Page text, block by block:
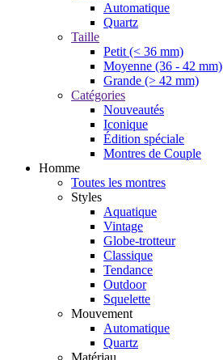
Automatique
Quartz
Taille
Petit (< 36 mm)
Moyenne (36 - 42 mm)
Grande (> 42 mm)
Catégories
Nouveautés
Iconique
Édition spéciale
Montres de Couple
Homme
Toutes les montres
Styles
Aquatique
Vintage
Globe-trotteur
Classique
Tendance
Outdoor
Squelette
Mouvement
Automatique
Quartz
Matériau